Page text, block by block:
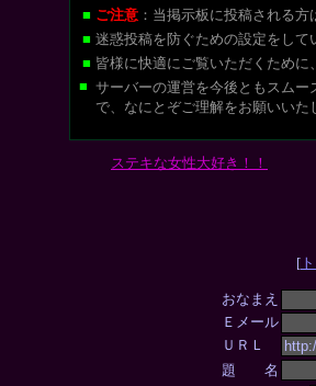
■ ご注意 ：当掲示板に投稿される方
■ 迷惑投稿を防ぐための設定をし
■ 皆様に快適にご覧いただくため
■ サーバーの運営を今後ともスム
で、なにとぞご理解をお願いいた
ステキな女性大好き！！
[
おなまえ
Ｅメール
ＵＲＬ
題 名